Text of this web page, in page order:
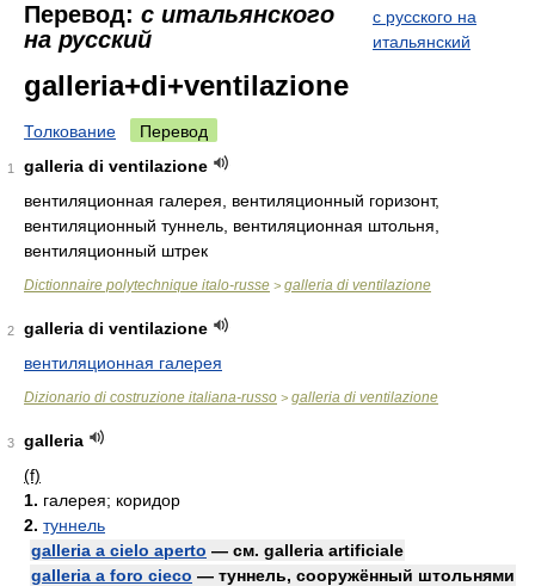
Перевод: с итальянского
на русский
с русского на
итальянский
galleria+di+ventilazione
Толкование Перевод
1
galleria di ventilazione
вентиляционная галерея, вентиляционный горизонт,
вентиляционный туннель, вентиляционная штольня,
вентиляционный штрек
Dictionnaire polytechnique italo-russe > galleria di ventilazione
2
galleria di ventilazione
вентиляционная галерея
Dizionario di costruzione italiana-russo > galleria di ventilazione
3
galleria
(f)
1. галерея; коридор
2. туннель
galleria a cielo aperto — см. galleria artificiale
galleria a foro cieco — туннель, сооружённый штольнями